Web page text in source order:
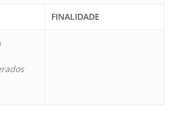
FINALIDADE